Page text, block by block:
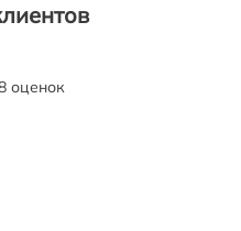
оценок